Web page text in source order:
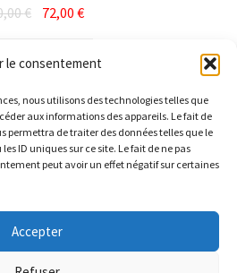
le consentement
nous utilisons des technologies telles que
aux informations des appareils. Le fait de
permettra de traiter des données telles que le
ID uniques sur ce site. Le fait de ne pas
peut avoir un effet négatif sur certaines
Accepter
€ Le
prix
initial
90,00 €.
72,00€Le
prix
actuel
72,00 €.
Lire la suite
Conditions générales de vente et